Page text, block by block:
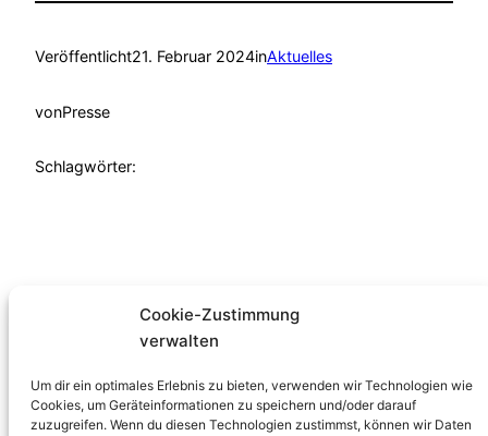
Cookie-Zustimmung
verwalten
Um dir ein optimales Erlebnis zu bieten, verwenden wir Technologien wie
Cookies, um Geräteinformationen zu speichern und/oder darauf
zuzugreifen. Wenn du diesen Technologien zustimmst, können wir Daten
Veröffentlicht21. Februar 2024inAktuelles
vonPresse
Schlagwörter:
Familienzentrum
Verein
Angebote